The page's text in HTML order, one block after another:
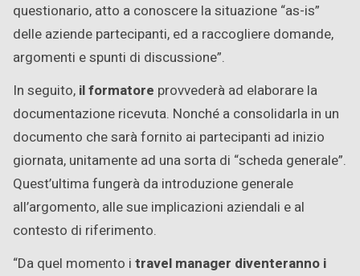
questionario, atto a conoscere la situazione “as-is”
delle aziende partecipanti, ed a raccogliere domande,
argomenti e spunti di discussione”.
In seguito, il formatore provvederà ad elaborare la
documentazione ricevuta. Nonché a consolidarla in un
documento che sarà fornito ai partecipanti ad inizio
giornata, unitamente ad una sorta di “scheda generale”.
Quest’ultima fungerà da introduzione generale
all’argomento, alle sue implicazioni aziendali e al
contesto di riferimento.
“Da quel momento i travel manager diventeranno i